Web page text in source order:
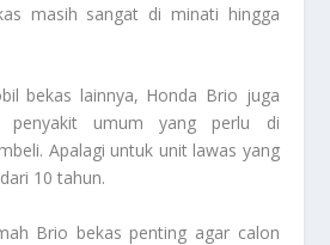
masih sangat di minati hingga
bekas lainnya, Honda Brio juga
penyakit umum yang perlu di
Apalagi untuk unit lawas yang
10 tahun.
Brio bekas penting agar calon